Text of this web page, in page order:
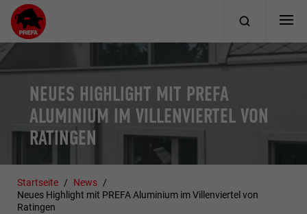
NEUES HIGHLIGHT MIT PREFA
ALUMINIUM IM VILLENVIERTEL VON
RATINGEN
Startseite
News
Neues Highlight mit PREFA Aluminium im Villenviertel von
Ratingen